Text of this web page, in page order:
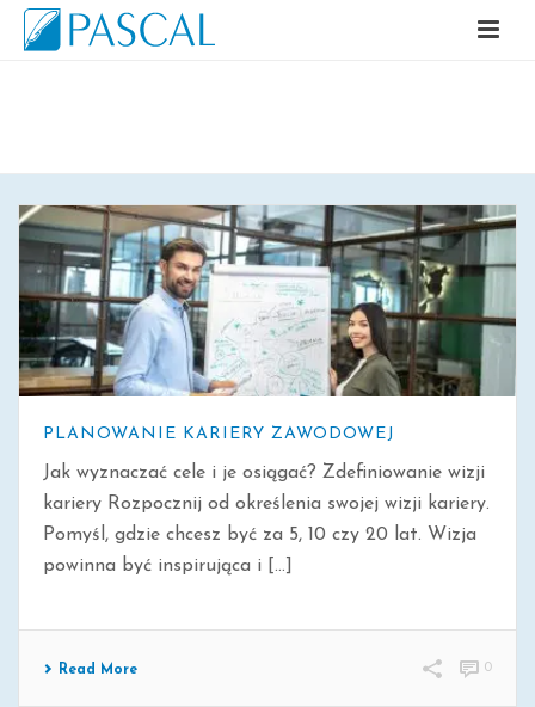
PLANOWANIE KARIERY ZAWODOWEJ
Jak wyznaczać cele i je osiągać? Zdefiniowanie wizji
kariery Rozpocznij od określenia swojej wizji kariery.
Pomyśl, gdzie chcesz być za 5, 10 czy 20 lat. Wizja
powinna być inspirująca i [...]
Read More 0